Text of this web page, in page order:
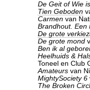
De Geit of Wie
Tien Geboden
Carmen van
Brandhout. Een
De grote
De grote mond
Ben ik al
Heelhuids &
Toneel en Club
Amateurs van
MightySociety 6
The Broken